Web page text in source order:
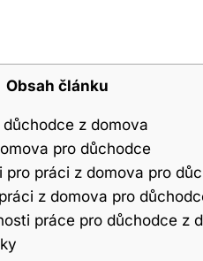
Obsah článku
z domova
pro důchodce
pro práci z domova pro
z domova pro
práce pro důchodce z